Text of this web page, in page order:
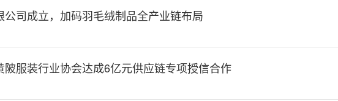
公司成立，加码羽毛绒制品全产业链布局
陂服装行业协会达成6亿元供应链专项授信合作